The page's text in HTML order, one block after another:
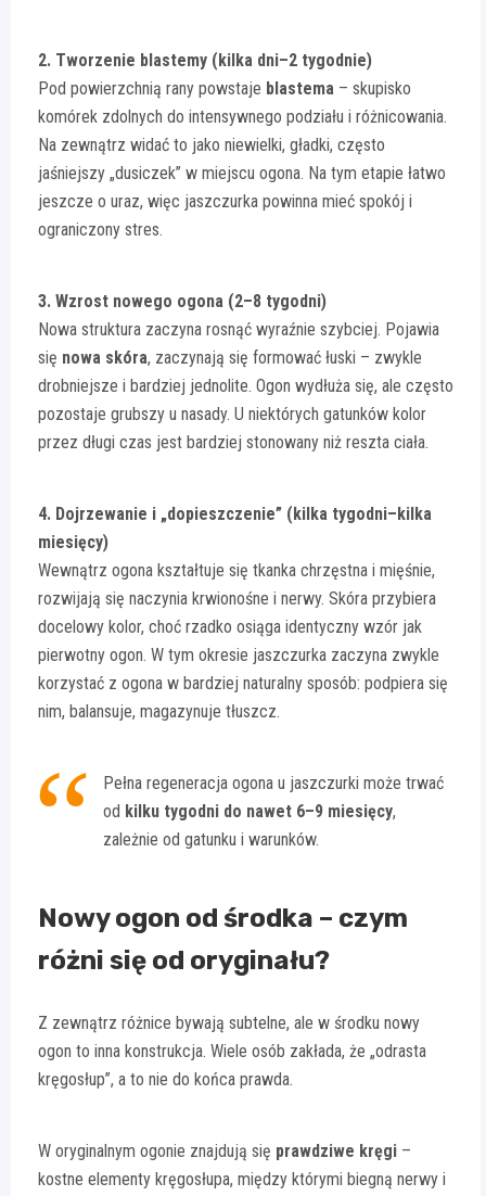
2. Tworzenie blastemy (kilka dni–2 tygodnie)
Pod powierzchnią rany powstaje blastema – skupisko
komórek zdolnych do intensywnego podziału i różnicowania.
Na zewnątrz widać to jako niewielki, gładki, często
jaśniejszy „dusiczek” w miejscu ogona. Na tym etapie łatwo
jeszcze o uraz, więc jaszczurka powinna mieć spokój i
ograniczony stres.
3. Wzrost nowego ogona (2–8 tygodni)
Nowa struktura zaczyna rosnąć wyraźnie szybciej. Pojawia
się nowa skóra, zaczynają się formować łuski – zwykle
drobniejsze i bardziej jednolite. Ogon wydłuża się, ale często
pozostaje grubszy u nasady. U niektórych gatunków kolor
przez długi czas jest bardziej stonowany niż reszta ciała.
4. Dojrzewanie i „dopieszczenie” (kilka tygodni–kilka
miesięcy)
Wewnątrz ogona kształtuje się tkanka chrzęstna i mięśnie,
rozwijają się naczynia krwionośne i nerwy. Skóra przybiera
docelowy kolor, choć rzadko osiąga identyczny wzór jak
pierwotny ogon. W tym okresie jaszczurka zaczyna zwykle
korzystać z ogona w bardziej naturalny sposób: podpiera się
nim, balansuje, magazynuje tłuszcz.
Pełna regeneracja ogona u jaszczurki może trwać
od kilku tygodni do nawet 6–9 miesięcy,
zależnie od gatunku i warunków.
Nowy ogon od środka – czym
różni się od oryginału?
Z zewnątrz różnice bywają subtelne, ale w środku nowy
ogon to inna konstrukcja. Wiele osób zakłada, że „odrasta
kręgosłup”, a to nie do końca prawda.
W oryginalnym ogonie znajdują się prawdziwe kręgi –
kostne elementy kręgosłupa, między którymi biegną nerwy i